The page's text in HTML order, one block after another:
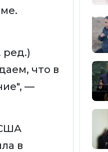
что в
—
в